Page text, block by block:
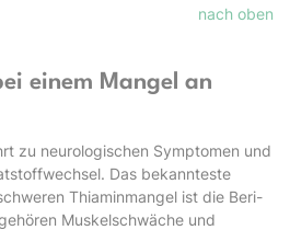
nach oben
einem Mangel an
zu neurologischen Symptomen und
Das bekannteste
Thiaminmangel ist die Beri-
Muskelschwäche und